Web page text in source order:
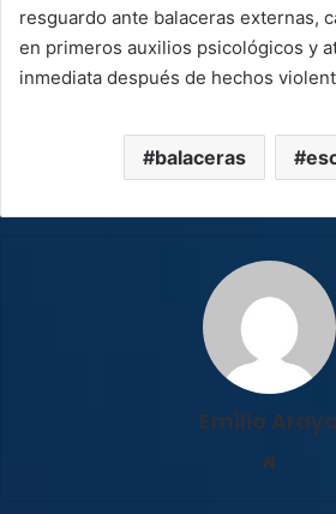
resguardo ante balaceras externas,
en primeros auxilios psicológicos y
inmediata después de hechos
balaceras
Emilio Araya